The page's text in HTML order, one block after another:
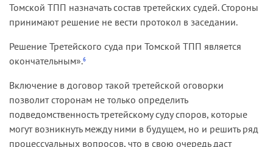
Томской ТПП назначать состав третейских судей. Стороны
принимают решение не вести протокол в заседании.
Решение Третейского суда при Томской ТПП является
окончательным».6
Включение в договор такой третейской оговорки
позволит сторонам не только определить
подведомственность третейскому суду споров, которые
могут возникнуть между ними в будущем, но и решить ряд
процессуальных вопросов, что в свою очередь даст